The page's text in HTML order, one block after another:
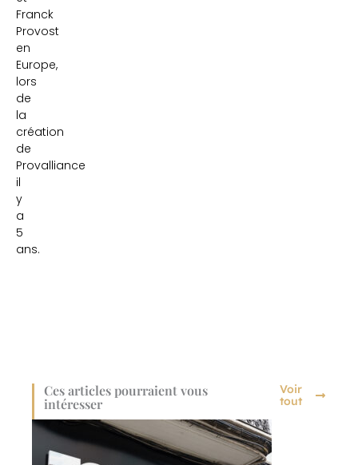
Franck
Provost
en
Europe,
lors
de
la
création
de
Provalliance
il
y
a
5
ans.
Ces articles pourraient vous
intéresser
Voir
tout